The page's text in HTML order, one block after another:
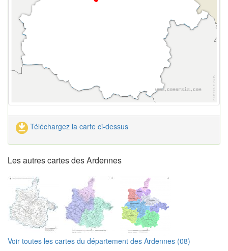
Téléchargez la carte ci-dessus
Les autres cartes des Ardennes
Voir toutes les cartes du département des Ardennes (08)